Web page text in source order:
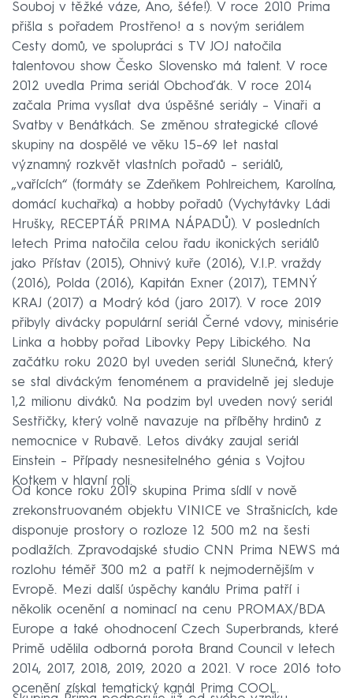
Souboj v těžké váze, Ano, šéfe!). V roce 2010 Prima
přišla s pořadem Prostřeno! a s novým seriálem
Cesty domů, ve spolupráci s TV JOJ natočila
talentovou show Česko Slovensko má talent. V roce
2012 uvedla Prima seriál Obchoďák. V roce 2014
začala Prima vysílat dva úspěšné seriály – Vinaři a
Svatby v Benátkách. Se změnou strategické cílové
skupiny na dospělé ve věku 15–69 let nastal
významný rozkvět vlastních pořadů – seriálů,
„vařících“ (formáty se Zdeňkem Pohlreichem, Karolína,
domácí kuchařka) a hobby pořadů (Vychytávky Ládi
Hrušky, RECEPTÁŘ PRIMA NÁPADŮ). V posledních
letech Prima natočila celou řadu ikonických seriálů
jako Přístav (2015), Ohnivý kuře (2016), V.I.P. vraždy
(2016), Polda (2016), Kapitán Exner (2017), TEMNÝ
KRAJ (2017) a Modrý kód (jaro 2017). V roce 2019
přibyly divácky populární seriál Černé vdovy, minisérie
Linka a hobby pořad Libovky Pepy Libického. Na
začátku roku 2020 byl uveden seriál Slunečná, který
se stal diváckým fenoménem a pravidelně jej sleduje
1,2 milionu diváků. Na podzim byl uveden nový seriál
Sestřičky, který volně navazuje na příběhy hrdinů z
nemocnice v Rubavě. Letos diváky zaujal seriál
Einstein – Případy nesnesitelného génia s Vojtou
Kotkem v hlavní roli.
Od konce roku 2019 skupina Prima sídlí v nově
zrekonstruovaném objektu VINICE ve Strašnicích, kde
disponuje prostory o rozloze 12 500 m2 na šesti
podlažích. Zpravodajské studio CNN Prima NEWS má
rozlohu téměř 300 m2 a patří k nejmodernějším v
Evropě. Mezi další úspěchy kanálu Prima patří i
několik ocenění a nominací na cenu PROMAX/BDA
Europe a také ohodnocení Czech Superbrands, které
Primě udělila odborná porota Brand Council v letech
2014, 2017, 2018, 2019, 2020 a 2021. V roce 2016 toto
ocenění získal tematický kanál Prima COOL.